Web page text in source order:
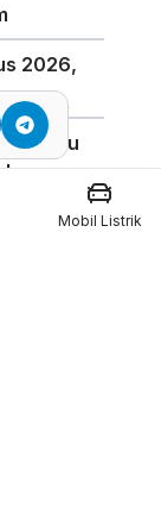
2026,
Isu
Di Moto2Mobil Listrik